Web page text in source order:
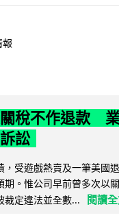
報
稅不作退款
訟
，受遊戲熱賣及一筆美國
期。惟公司早前曾多次以
裁定違法並全數...
閱讀